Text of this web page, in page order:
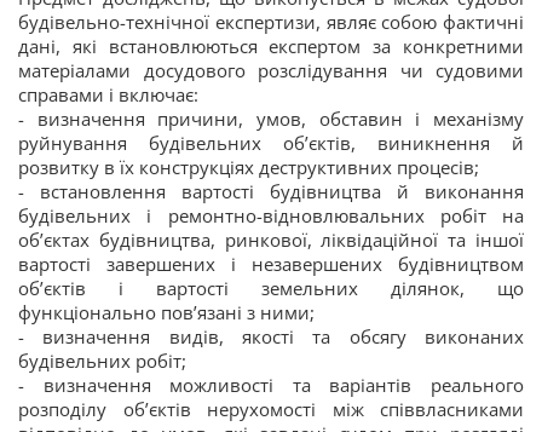
будівельно-технічної експертизи, являє собою фактичні
дані, які встановлюються експертом за конкретними
матеріалами досудового розслідування чи судовими
справами і включає:
- визначення причини, умов, обставин і механізму
руйнування будівельних об’єктів, виникнення й
розвитку в їх конструкціях деструктивних процесів;
- встановлення вартості будівництва й виконання
будівельних і ремонтно-відновлювальних робіт на
об’єктах будівництва, ринкової, ліквідаційної та іншої
вартості завершених і незавершених будівництвом
об’єктів і вартості земельних ділянок, що
функціонально пов’язані з ними;
- визначення видів, якості та обсягу виконаних
будівельних робіт;
- визначення можливості та варіантів реального
розподілу об’єктів нерухомості між співвласниками